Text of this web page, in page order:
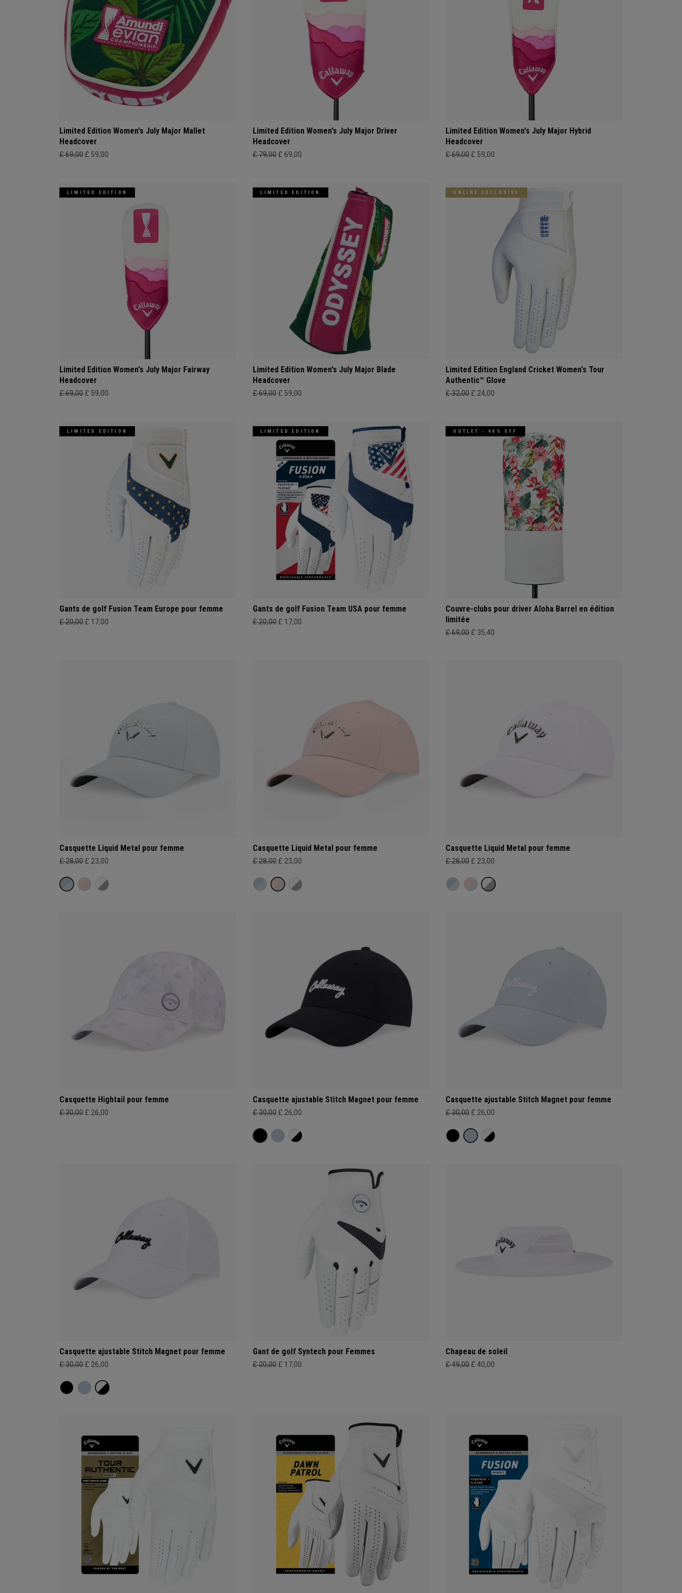
Limited Edition Women's July Major Mallet
Headcover
£ 69,00 £ 59,00
Limited Edition Women's July Major Driver
Headcover
£ 79,00 £ 69,00
Limited Edition Women's July Major Hybrid
Headcover
£ 69,00 £ 59,00
LIMITED EDITION
Limited Edition Women's July Major Fairway
Headcover
£ 69,00 £ 59,00
LIMITED EDITION
Limited Edition Women's July Major Blade
Headcover
£ 69,00 £ 59,00
ONLINE EXCLUSIVE
Limited Edition England Cricket Women's Tour
Authentic™ Glove
£ 32,00 £ 24,00
LIMITED EDITION
Gants de golf Fusion Team Europe pour femme
£ 20,00 £ 17,00
LIMITED EDITION
Gants de golf Fusion Team USA pour femme
£ 20,00 £ 17,00
OUTLET - 40% OFF
Couvre-clubs pour driver Aloha Barrel en édition
limitée
£ 69,00 £ 35,40
Casquette Liquid Metal pour femme
£ 28,00 £ 23,00
Casquette Liquid Metal pour femme
£ 28,00 £ 23,00
Casquette Liquid Metal pour femme
£ 28,00 £ 23,00
Casquette Hightail pour femme
£ 30,00 £ 26,00
Casquette ajustable Stitch Magnet pour femme
£ 30,00 £ 26,00
Casquette ajustable Stitch Magnet pour femme
£ 30,00 £ 26,00
Casquette ajustable Stitch Magnet pour femme
£ 30,00 £ 26,00
Gant de golf Syntech pour Femmes
£ 20,00 £ 17,00
Chapeau de soleil
£ 49,00 £ 40,00